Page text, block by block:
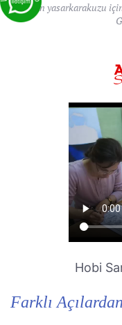
Yazan yasarkarakuzu
Hobi
Farklı